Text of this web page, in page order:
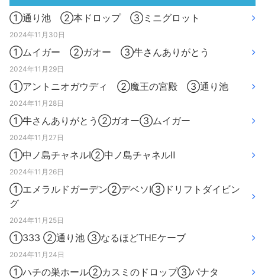
①通り池 ②本ドロップ ③ミニグロット
2024年11月30日
①ムイガー ②ガオー ③牛さんありがとう
2024年11月29日
①アントニオガウディ ②魔王の宮殿 ③通り池
2024年11月28日
①牛さんありがとう②ガオー③ムイガー
2024年11月27日
①中ノ島チャネルⅠ②中ノ島チャネルⅡ
2024年11月26日
①エメラルドガーデン②デベソⅠ③ドリフトダイビン
グ
2024年11月25日
①333 ②通り池 ③なるほどTHEケーブ
2024年11月24日
①ハチの巣ホール②カスミのドロップ③パナタ